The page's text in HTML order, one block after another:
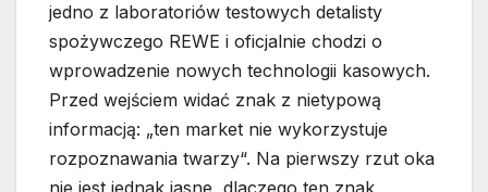
jedno z laboratoriów testowych detalisty
spożywczego REWE i oficjalnie chodzi o
wprowadzenie nowych technologii kasowych.
Przed wejściem widać znak z nietypową
informacją: „ten market nie wykorzystuje
rozpoznawania twarzy“. Na pierwszy rzut oka